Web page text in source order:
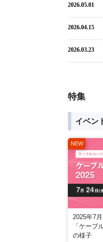
2026.05.01
2026.04.15
2026.03.23
特集
イベン
2025年7
「ケーブ
の様子